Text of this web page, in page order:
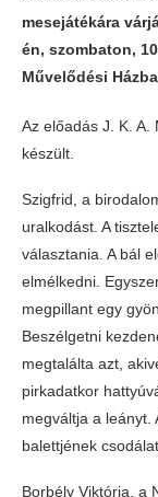
mesejátékára
én, szombaton,
Művelődési
Az előadás J. K. A.
készült.
Szigfrid, a
uralkodást. A
választania. A bál
elmélkedni.
megpillant egy
Beszélgetni
megtalálta azt,
pirkadatkor
megváltja a leányt.
balettjének
Borbély Viktória, a